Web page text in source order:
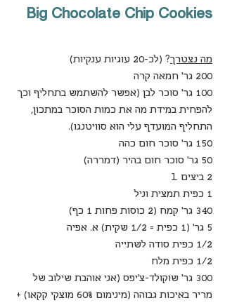
Big Chocolate Chip Cookies
מה נצטרך? (לכ-20 עוגיות ענקיות)
200 גר' חמאה קרה
100 גר' סוכר לבן (אפשר להשתמש בתחליף וכך
להפחית במידת מה את כמות הסוכר במתכון,
התחליף המועדף עלי הוא סוויטנגו).
150 גר' סוכר חום כהה
50 גר' סוכר חום בהיר (דמררה)
2 ביצים L
1 כפית תמצית וניל
340 גר' קמח (2 כוסות פחות 1 כף)
5 גר' (1 כפית = 1/2 שקית) א. אפיה
1/2 כפית סודה לשתייה
1/2 כפית מלח
300 גר' שוקולד-צ'יפס (אני אוהבת שילוב של
מריר באיכות גבוהה (מינימום 60% מוצקי קקאו) +